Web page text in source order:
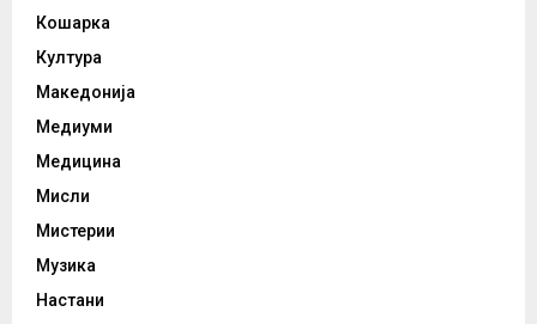
Кошарка
Култура
Македонија
Медиуми
Медицина
Мисли
Мистерии
Музика
Настани